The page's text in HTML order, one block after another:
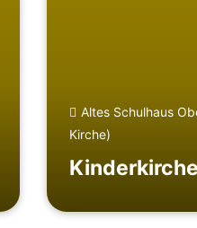
Altes Schulhaus
Kirche)